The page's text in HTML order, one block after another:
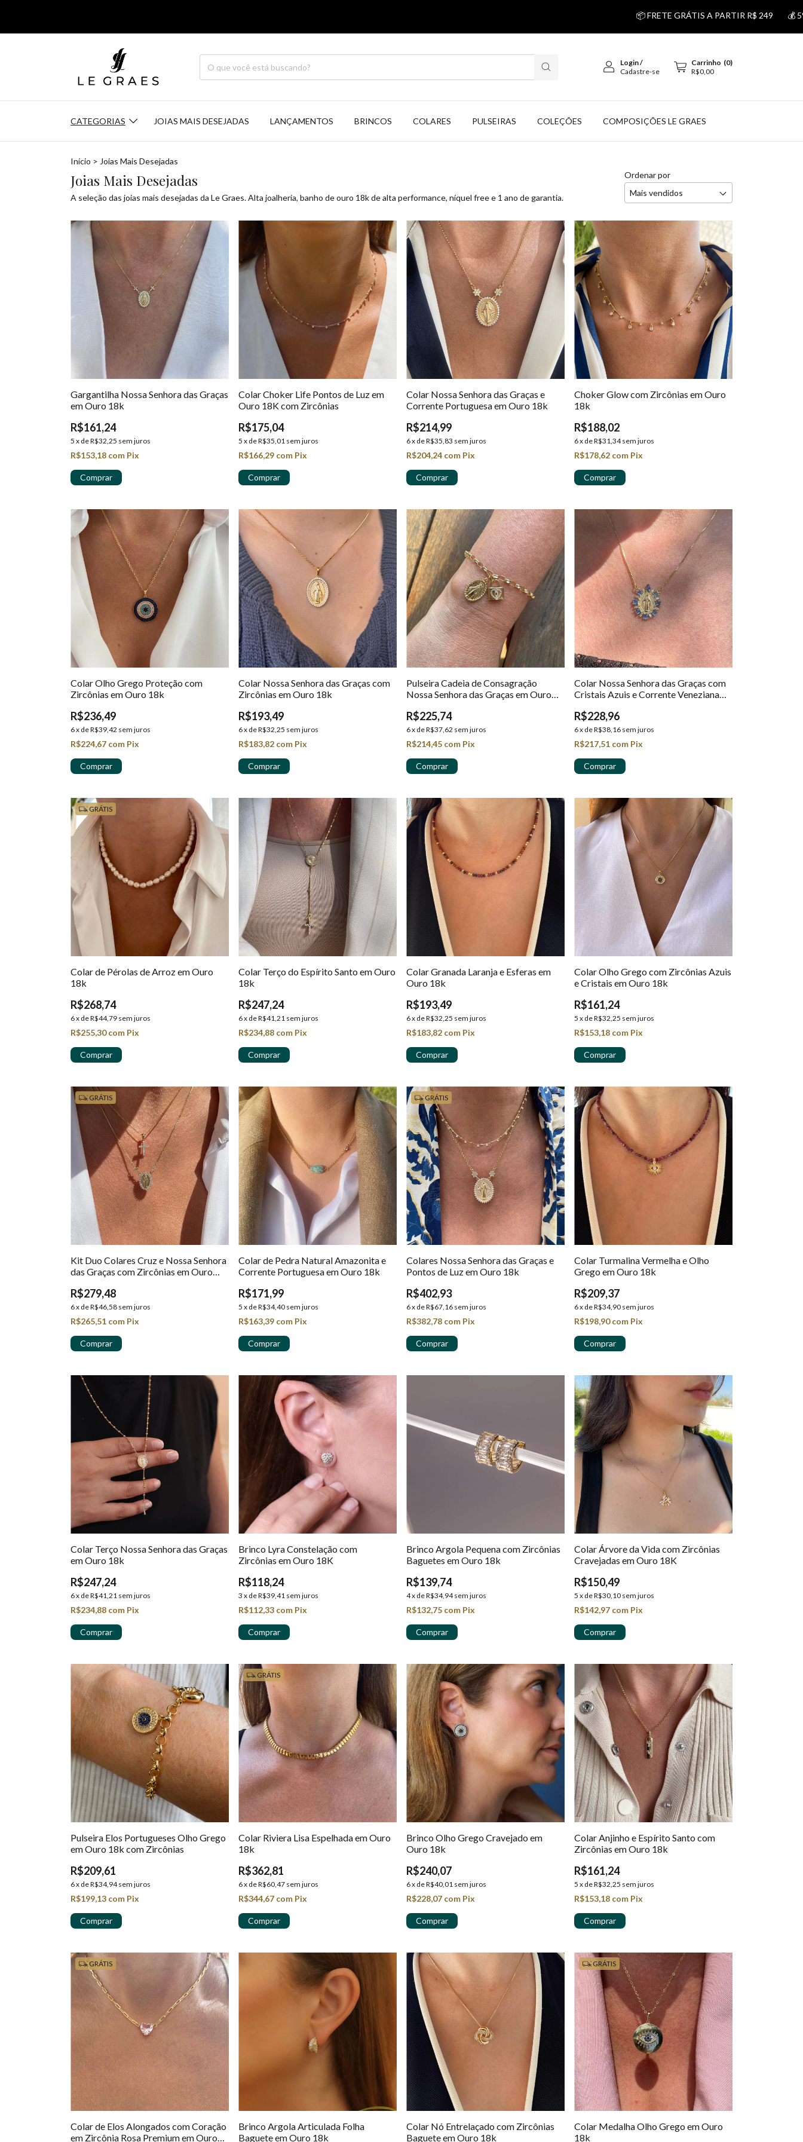
📦 FRETE GRÁTIS A PARTIR R$ 249 💰 5% DESCONTO
Login/
Cadastre-se
Carrinho (0)
R$0,00
CATEGORIAS JOIAS MAIS DESEJADAS LANÇAMENTOS BRINCOS COLARES PULSEIRAS COLEÇÕES COMPOSIÇÕES LE GRAES
Início > Joias Mais Desejadas
Joias Mais Desejadas
A seleção das joias mais desejadas da Le Graes. Alta joalheria, banho de ouro 18k de alta performance, níquel free e 1 ano de garantia.
Ordenar por
Gargantilha Nossa Senhora das Graças
em Ouro 18k
R$161,24
5 x deR$32,25 sem juros
R$153,18 com Pix
Colar Choker Life Pontos de Luz em
Ouro 18K com Zircônias
R$175,04
5 x deR$35,01 sem juros
R$166,29 com Pix
Colar Nossa Senhora das Graças e
Corrente Portuguesa em Ouro 18k
R$214,99
6x deR$35,83 sem juros
R$204,24 com Pix
Choker Glow com Zircônias em Ouro
18k
R$188,02
6x deR$31,34 sem juros
R$178,62 com Pix
Colar Olho Grego Proteção com
Zircônias em Ouro 18k
R$236,49
6x deR$39,42 sem juros
R$224,67 com Pix
Colar Nossa Senhora das Graças com
Zircônias em Ouro 18k
R$193,49
6x deR$32,25 sem juros
R$183,82 com Pix
Pulseira Cadeia de Consagração
Nossa Senhora das Graças em Ouro
R$225,74
6x deR$37,62 sem juros
R$214,45 com Pix
Colar Nossa Senhora das Graças com
Cristais Azuis e Corrente Veneziana
R$228,96
6x deR$38,16 sem juros
R$217,51 com Pix
GRÁTIS
Colar de Pérolas de Arroz em Ouro
18k
R$268,74
6x deR$44,79 sem juros
R$255,30com Pix
Colar Terço do Espírito Santo em Ouro
18k
R$247,24
6x deR$41,21 sem juros
R$234,88 com Pix
Colar Granada Laranja e Esferas em
Ouro 18k
R$193,49
6x deR$32,25 sem juros
R$183,82 com Pix
Colar Olho Grego com Zircônias Azuis
e Cristais em Ouro 18k
R$161,24
5 x deR$32,25 sem juros
R$153,18 com Pix
GRÁTIS
Kit Duo Colares Cruz e Nossa Senhora
das Graças com Zircônias em Ouro
R$279,48
6x deR$46,58 sem juros
R$265,51 com Pix
Colar de Pedra Natural Amazonita e
Corrente Portuguesa em Ouro 18k
R$171,99
5 x deR$34,40 sem juros
R$163,39 com Pix
GRÁTIS
Colares Nossa Senhora das Graças e
Pontos de Luz em Ouro 18k
R$402,93
6x deR$67,16 sem juros
R$382,78 com Pix
Colar Turmalina Vermelha e Olho
Grego em Ouro 18k
R$209,37
6x deR$34,90 sem juros
R$198,90com Pix
Colar Terço Nossa Senhora das Graças
em Ouro 18k
R$247,24
6x deR$41,21 sem juros
R$234,88 com Pix
Brinco Lyra Constelação com
Zircônias em Ouro 18K
R$118,24
3 x deR$39,41 sem juros
R$112,33 com Pix
Brinco Argola Pequena com Zircônias
Baguetes em Ouro 18k
R$139,74
4x deR$34,94 sem juros
R$132,75 com Pix
Colar Árvore da Vida com Zircônias
Cravejadas em Ouro 18K
R$150,49
5 x deR$30,10 sem juros
R$142,97 com Pix
Pulseira Elos Portugueses Olho Grego
em Ouro 18k com Zircônias
R$209,61
6x deR$34,94 sem juros
R$199,13 com Pix
GRÁTIS
Colar Riviera Lisa Espelhada em Ouro
18k
R$362,81
6x deR$60,47 sem juros
R$344,67 com Pix
Brinco Olho Grego Cravejado em
Ouro 18k
R$240,07
6x deR$40,01 sem juros
R$228,07 com Pix
Colar Anjinho e Espírito Santo com
Zircônias em Ouro 18k
R$161,24
5 x deR$32,25 sem juros
R$153,18 com Pix
GRÁTIS
Colar de Elos Alongados com Coração
em Zircônia Rosa Premium em Ouro
Brinco Argola Articulada Folha
Baguete em Ouro 18k
Colar Nó Entrelaçado com Zircônias
Baguete em Ouro 18k
GRÁTIS
Colar Medalha Olho Grego em Ouro
18k